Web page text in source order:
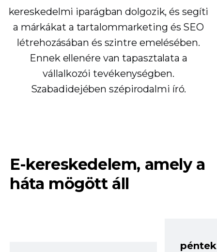
kereskedelmi iparágban dolgozik, és segíti
a márkákat a tartalommarketing és SEO
létrehozásában és szintre emelésében.
Ennek ellenére van tapasztalata a
vállalkozói tevékenységben.
Szabadidejében szépirodalmi író.
E-kereskedelem, amely a
háta mögött áll